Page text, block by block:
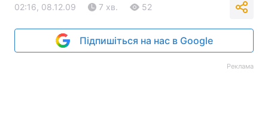
02:16, 08.12.09 7 хв. 52
Підпишіться на нас в Google
Реклама